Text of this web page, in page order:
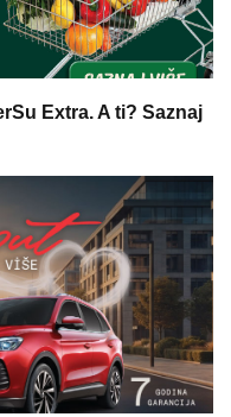
Extra. A ti? Saznaj